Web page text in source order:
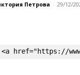
Петрова - 29/12/
<a href="https://